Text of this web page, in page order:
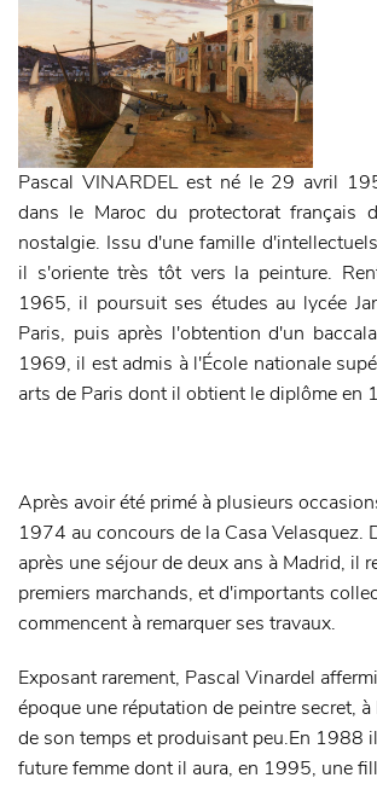
Pascal VINARDEL est né le 29 avril
dans le Maroc du protectorat français
nostalgie. Issu d'une famille
il s'oriente très tôt vers la peinture.
1965, il poursuit ses études au lycée
Paris, puis après l'obtention d'un
1969, il est admis à l'École nationale
arts de Paris dont il obtient le diplôme en
Après avoir été primé à plusieurs
1974 au concours de la Casa Velasquez.
après une séjour de deux ans à Madrid, il
premiers marchands, et d'importants
commencent à remarquer ses travaux.
Exposant rarement, Pascal Vinardel
époque une réputation de peintre secret,
de son temps et produisant peu.En 1988
future femme dont il aura, en 1995, une